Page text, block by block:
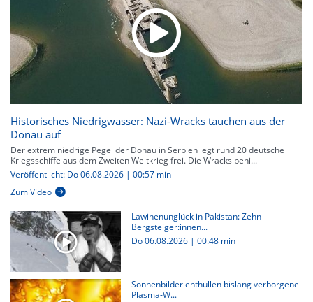
Historisches Niedrigwasser: Nazi-Wracks tauchen aus der
Donau auf
Der extrem niedrige Pegel der Donau in Serbien legt rund 20 deutsche
Kriegsschiffe aus dem Zweiten Weltkrieg frei. Die Wracks behi...
Veröffentlicht: Do 06.08.2026 | 00:57 min
Zum Video
Lawinenunglück in Pakistan: Zehn
Bergsteiger:innen...
Do 06.08.2026 | 00:48 min
Sonnenbilder enthüllen bislang verborgene
Plasma-W...